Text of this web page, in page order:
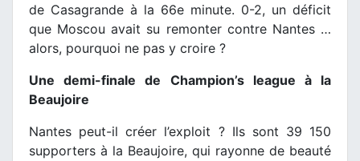
de Casagrande à la 66e minute. 0-2, un déficit
que Moscou avait su remonter contre Nantes …
alors, pourquoi ne pas y croire ?
Une demi-finale de Champion’s league à la
Beaujoire
Nantes peut-il créer l’exploit ? Ils sont 39 150
supporters à la Beaujoire, qui rayonne de beauté